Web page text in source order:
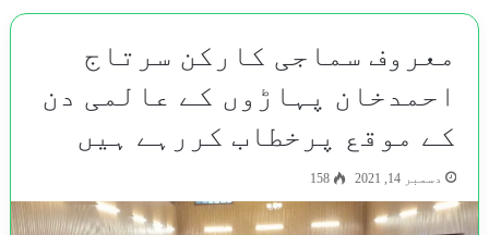
معروف سماجی کارکن سرتاج
احمدخان پہاڑوں کے عالمی دن
کے موقع پرخطاب کررہے ہیں
دسمبر 14, 2021 158